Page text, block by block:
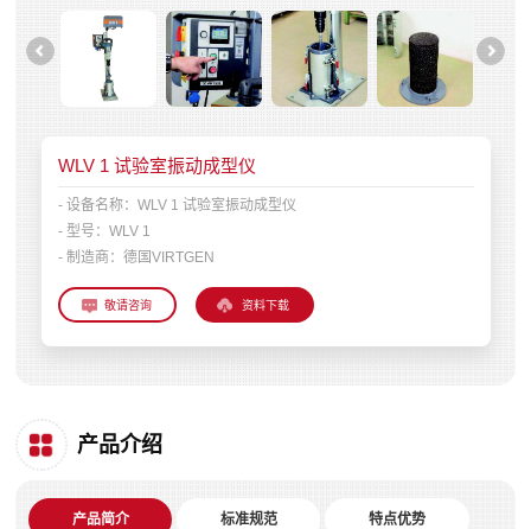
WLV 1 试验室振动成型仪
- 设备名称： WLV 1 试验室振动成型仪
- 型号： WLV 1
- 制造商： 德国VIRTGEN
资料下载
产品介绍
产品简介 标准规范 特点优势